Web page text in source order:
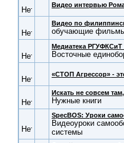
Видео интервью
Видео по
обучающие
Медиатека РГУФКСиТ
Восточные
«СТОП Агрессор» -
Искать не совсем
Нужные книги
SpecBOS: Уроки
Видеоуроки
системы